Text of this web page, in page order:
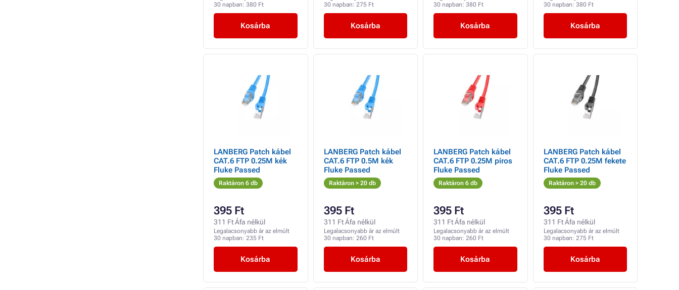
30 napban: 380 Ft
Kosárba
30 napban: 275 Ft
Kosárba
30 napban: 380 Ft
Kosárba
30 napban: 380 Ft
Kosárba
LANBERG Patch kábel
CAT.6 FTP 0.25M kék
Fluke Passed
Raktáron 6 db
395 Ft
311 Ft Áfa nélkül
Legalacsonyabb ár az elmúlt
30 napban: 235 Ft
Kosárba
LANBERG Patch kábel
CAT.6 FTP 0.5M kék
Fluke Passed
Raktáron > 20 db
395 Ft
311 Ft Áfa nélkül
Legalacsonyabb ár az elmúlt
30 napban: 260 Ft
Kosárba
LANBERG Patch kábel
CAT.6 FTP 0.25M piros
Fluke Passed
Raktáron 6 db
395 Ft
311 Ft Áfa nélkül
Legalacsonyabb ár az elmúlt
30 napban: 260 Ft
Kosárba
LANBERG Patch kábel
CAT.6 FTP 0.25M fekete
Fluke Passed
Raktáron > 20 db
395 Ft
311 Ft Áfa nélkül
Legalacsonyabb ár az elmúlt
30 napban: 275 Ft
Kosárba